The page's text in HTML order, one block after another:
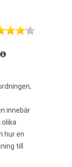
innebär
hur en
till